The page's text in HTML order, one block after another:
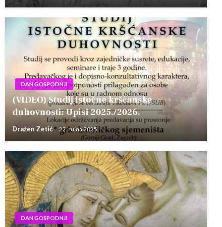
DAN GOSPODNJI
(VIDEO) Studij istočne kršćanske
duhovnosti: Upisi 2025./2026.
Dražen Zetić 22. rujna 2025.
DAN GOSPODNJI